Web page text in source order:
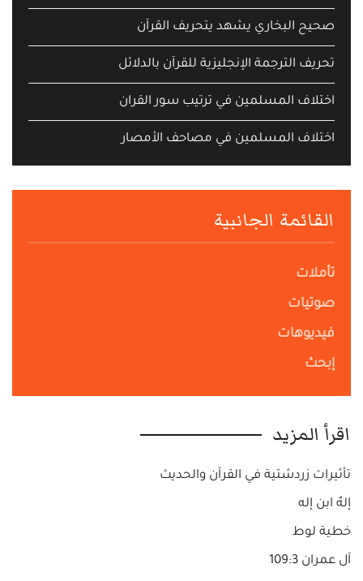
صحيح البخاري يشهد يتحريف القرآن
تحريف الترجمة الإنجليزية للقرآن بالدلائل
اختلاف المسلمين في ترتيب سور القران
اختلاف المسلمين في مصاحف الأمصار
القائمة الجانبية
تأملات
صوتيات
فيديوهات
إبحث
اقرأ المزيد
تأثيرات زردشتية في القرآن والحديث
إلهٌ ابن إله
خطية لوط
آل عمران 109:3